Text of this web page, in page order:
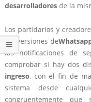
desarrolladores de la
Los partidarios y
las versiones de
las notificaciones de
comprobar si hay dos
ingreso, con el fin de
sistema desde
congruentemente que